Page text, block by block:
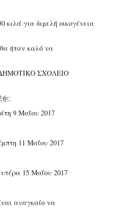
κιλά για διμελή οικογένεια
ήταν καλό να
ΔΗΜΟΤΙΚΟ ΣΧΟΛΕΙΟ
9 Μαΐου 2017
11 Μαΐου 2017
15 Μαΐου 2017
αναγκαίο να